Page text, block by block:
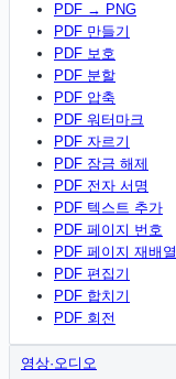
PDF → PNG
PDF 만들기
PDF 보호
PDF 분할
PDF 압축
PDF 워터마크
PDF 자르기
PDF 잠금 해제
PDF 전자 서명
PDF 텍스트 추가
PDF 페이지 번호
PDF 페이지 재배열
PDF 편집기
PDF 합치기
PDF 회전
영상·오디오